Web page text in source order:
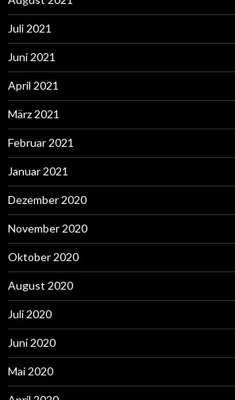
Juli 2021
Juni 2021
April 2021
März 2021
Februar 2021
Januar 2021
Dezember 2020
November 2020
Oktober 2020
August 2020
Juli 2020
Juni 2020
Mai 2020